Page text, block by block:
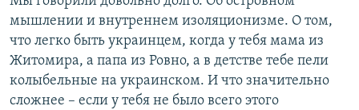
мышлении и внутреннем изоляционизме. О том,
что легко быть украинцем, когда у тебя мама из
Житомира, а папа из Ровно, а в детстве тебе пели
колыбельные на украинском. И что значительно
сложнее – если у тебя не было всего этого